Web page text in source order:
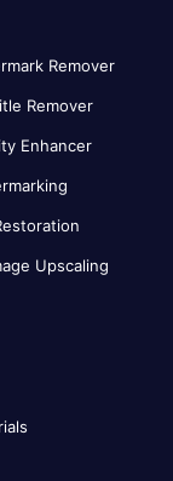
Remover
Remover
Enhancer
Upscaling